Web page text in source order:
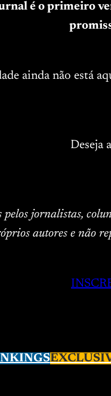
é o primeiro
ainda não está
Deseja
pelos jornalistas,
autores e não